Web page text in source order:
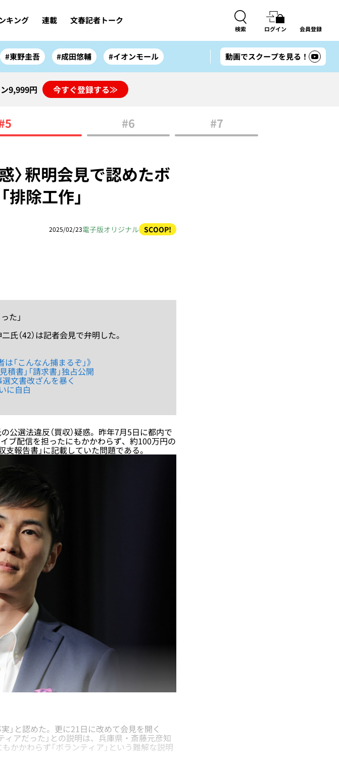
キング 連載 文春記者トーク
検索 ログイン 会員登録
#東野圭吾 #成田悠輔 #イオンモール 動画でスクープを見る！
9,999円 今すぐ登録する≫
#6 #7
〉釈明会見で認めたボ
除工作」
2025/02/23電子版オリジナル SCOOP!
た」
（42）は記者会見で弁明した。
「こんなん捕まるぞ」》
積書」「請求書」独占公開
文書改ざんを暴く
に自白
公選法違反（買収）疑惑。昨年7月5日に都内で
ブ配信を担ったにもかかわらず、約100万円の
支報告書」に記載していた問題である。
」と認めた。更に21日に改めて会見を開く
アだった」との説明は、兵庫県・斎藤元彦知
かかわらず「ボランティア」という難解な説明